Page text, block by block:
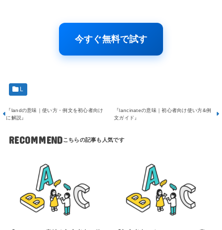
今すぐ無料で試す
L
『landの意味｜使い方・例文を初心者向け
に解説』
『lancinateの意味｜初心者向け使い方&例
文ガイド』
RECOMMEND